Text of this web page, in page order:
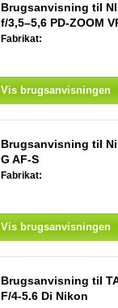
Brugsanvisning til
f/3,5–5,6 PD-ZOOM
Fabrikat:
Vis brugsanvisningen
Brugsanvisning til
G AF-S
Fabrikat:
Vis brugsanvisningen
Brugsanvisning til
F/4-5.6 Di Nikon